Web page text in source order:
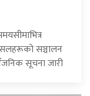
सञ्चालन
सूचना जारी